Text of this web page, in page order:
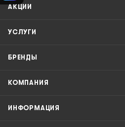
АКЦИИ
УСЛУГИ
БРЕНДЫ
КОМПАНИЯ
ИНФОРМАЦИЯ